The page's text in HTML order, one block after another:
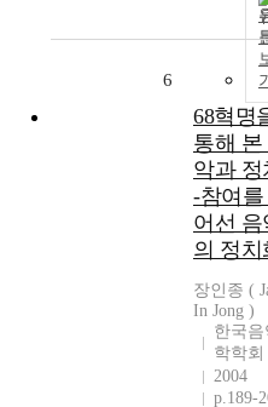
6
68혁명
통해 본
악과 정
-참여를
어선 음
의 정치
장인종 (
In Jong )
한국음
학학회
2004
p.189-